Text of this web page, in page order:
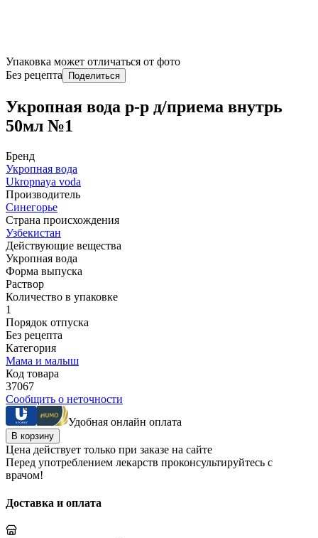
Упаковка может отличаться от фото
Без рецепта
Поделиться
Укропная вода р-р д/приема внутрь
50мл №1
Бренд
Укропная вода
Ukropnaya voda
Производитель
Синегорье
Страна происхождения
Узбекистан
Действующие вещества
Укропная вода
Форма выпуска
Раствор
Количество в упаковке
1
Порядок отпуска
Без рецепта
Категория
Мама и малыш
Код товара
37067
Сообщить о неточности
Удобная онлайн оплата
В корзину
Цена действует только при заказе на сайте
Перед употреблением лекарств проконсультируйтесь с
врачом!
Доставка и оплата